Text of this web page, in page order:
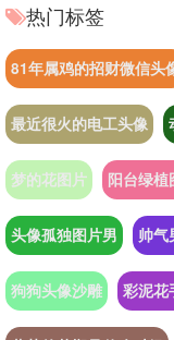
热门标签
81年属鸡的招财微信头
最近很火的电工头像
梦的花图片 阳台绿植
头像孤独图片男 帅气
狗狗头像沙雕 彩泥花